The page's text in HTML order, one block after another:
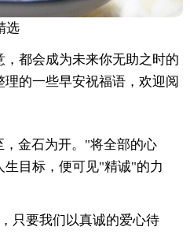
选
，都会成为未来你无助之时的
的一些早安祝福语，欢迎阅
金石为开。"将全部的心
目标，便可见"精诚"的力
只要我们以真诚的爱心待